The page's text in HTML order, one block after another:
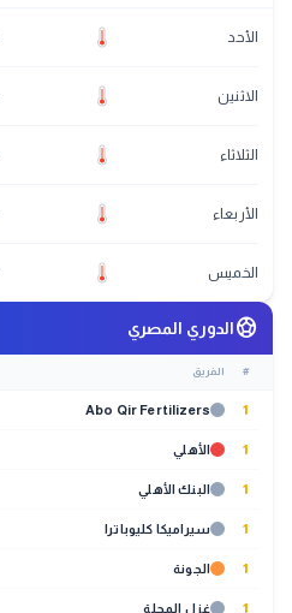
الأحد
الاثنين
الثلاثاء
الأربعاء
الخميس
sports_soccerالدوري المصري
# الفريق
1
Abo Qir Fertilizers
1 الأهلي
1 البنك الأهلي
1 سيراميكا كليوباترا
1 الجونة
1 غزل المحلة